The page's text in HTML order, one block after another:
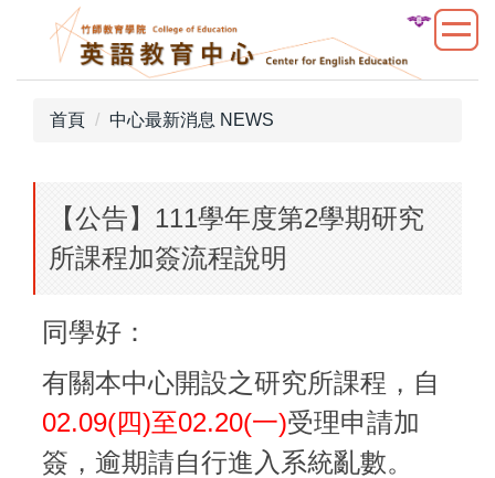
首頁 中心最新消息 NEWS
【公告】111學年度第2學期研究
所課程加簽流程說明
同學好：
有關本中心開設之研究所課程，自
02.09(四)至02.20(一)受理申請加
簽，逾期請自行進入系統亂數。